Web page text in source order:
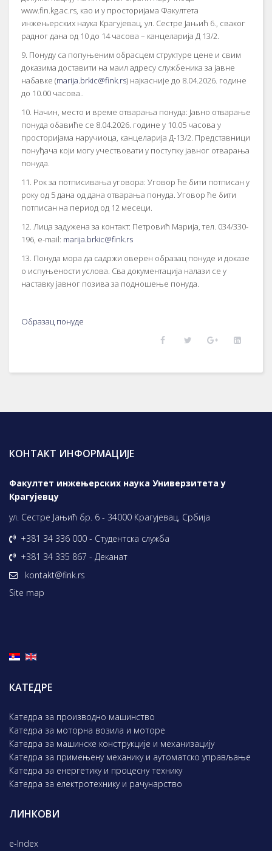
www.fin.kg.ac.rs, као и у просторијама Факултета
инжењерских наука Крагујевац, ул. Сестре Јањић 6., сваког
радног дана од 10 до 14 часова – канцеларија Д 13/2.
9. Понуду са попуњеним обрасцем структуре цене и свим
доказима доставити на маил адресу службеника за јавне
набавке (marija.brkic@fink.rs) најкасније до 8.04.2026. године
до 10.00 часова..
10. Начин, место и време отварања понуда: Јавно отварање
понуда обавиће се 8.04.2026. године у 10.05 часова у
просторијама наручиоца, канцеларија Д-13/2. Представници
понуђача који могу учествовати у поступку јавног отварања
понуда.
11. Рок за потписивања уговора: Уговор ће бити потписан у
року од 5 дана од дана отварања понуда. Уговор ће бити
потписан на период од 12 месеци.
12. Лица задужена за контакт: Петровић Марија, тел. 034/330-
196, e-mail: marija.brkic@fink.rs
13. Понуда мора да садржи оверен образац понуде и доказе
о испуњености услова. Сва документација налази се у
наставку јавног позива за подношење понуда.
Образац понуде
КОНТАКТ ИНФОРМАЦИЈЕ
Факултет инжењерских наука Универзитета у
Крагујевцу
ул. Сестре Јањић бр. 6 - 34000 Крагујевац, Србија
+381 34 336 000 - Студентска служба
+381 34 335 867 - Деканат
kontakt@fink.rs
Site map
КАТЕДРЕ
Катедра за производно машинство
Катедра за моторна возила и моторе
Катедра за машинске конструкције и механизацију
Катедра за примењену механику и аутоматско управљање
Катедра за енергетику и процесну технику
Катедра за електротехнику и рачунарство
ЛИНКОВИ
e-Index